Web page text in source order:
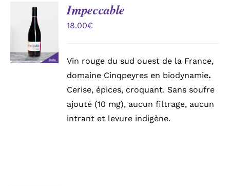
AJOUTER
AU
PANIER
/
DÉTAILS
Impeccable
18.00€
Vin rouge du sud ouest de la France,
domaine Cinqpeyres en biodynamie.
Cerise, épices, croquant. Sans soufre
ajouté (10 mg), aucun filtrage, aucun
intrant et levure indigène.